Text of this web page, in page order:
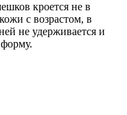
кроется не в
с возрастом, в
не удерживается и